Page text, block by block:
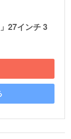
27インチ 3